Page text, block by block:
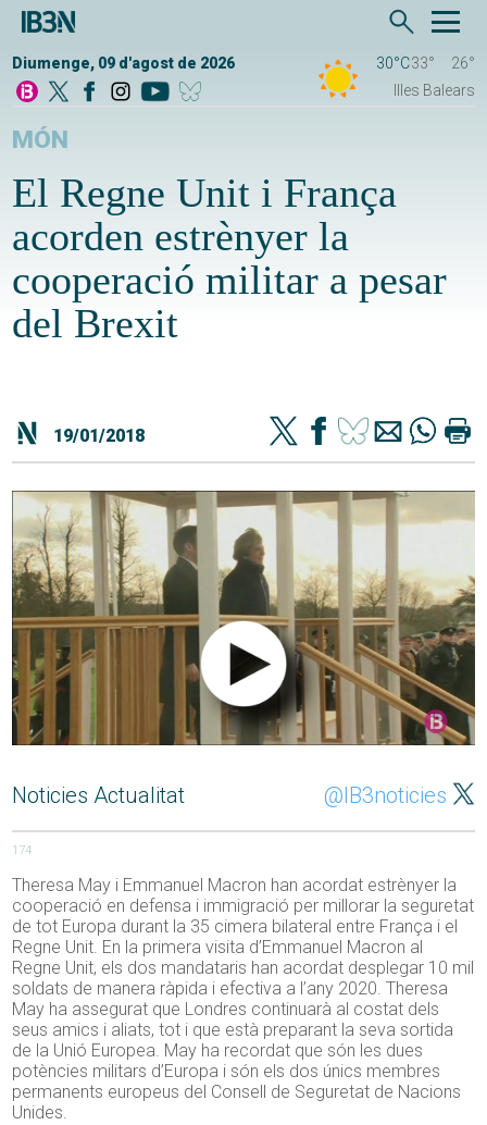
Diumenge, 09 d'agost de 2026 30°C33°
26°
Illes Balears
MÓN
El Regne Unit i França
acorden estrènyer la
cooperació militar a pesar
del Brexit
19/01/2018
Noticies Actualitat @IB3noticies
174
Theresa May i Emmanuel Macron han acordat estrènyer la
cooperació en defensa i immigració per millorar la seguretat
de tot Europa durant la 35 cimera bilateral entre França i el
Regne Unit. En la primera visita d’Emmanuel Macron al
Regne Unit, els dos mandataris han acordat desplegar 10 mil
soldats de manera ràpida i efectiva a l’any 2020. Theresa
May ha assegurat que Londres continuarà al costat dels
seus amics i aliats, tot i que està preparant la seva sortida
de la Unió Europea. May ha recordat que són les dues
potències militars d’Europa i són els dos únics membres
permanents europeus del Consell de Seguretat de Nacions
Unides.